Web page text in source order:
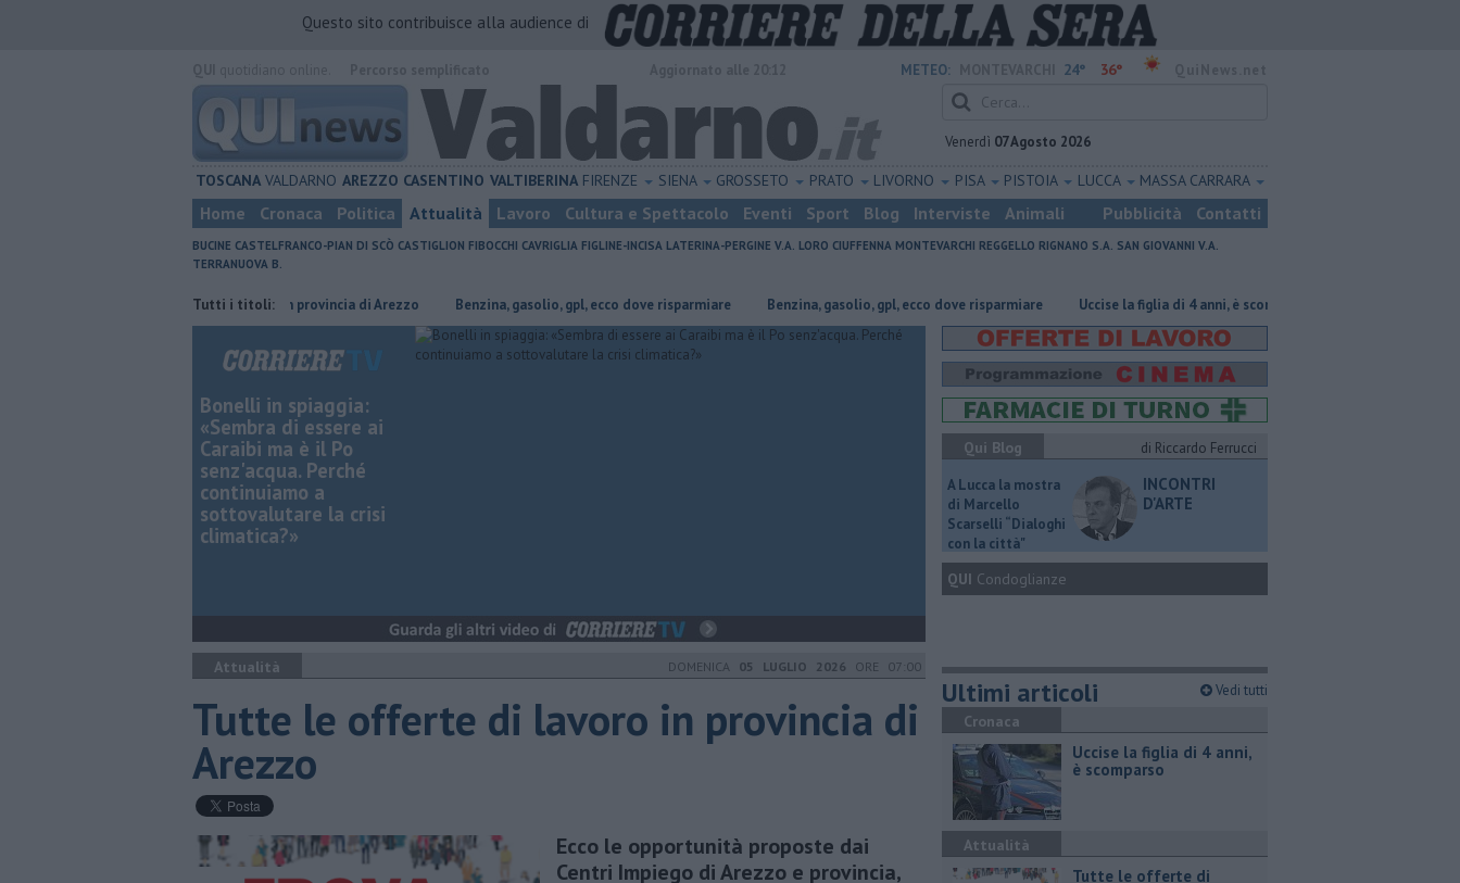
Questo sito contribuisce alla audience di
METEO: 24° 36°
Venerdì 07 Agosto 2026
TOSCANA VALDARNO AREZZO CASENTINO VALTIBERINA FIRENZE SIENA GROSSETO PRATO LIVORNO PISA PISTOIA LUCCA MASSA CARRARA
Home Cronaca Politica Attualità Lavoro Cultura e Spettacolo Eventi Sport Blog Interviste Animali Pubblicità Contatti
BUCINE CASTELFRANCO-PIAN DI SCÒ CASTIGLION FIBOCCHI CAVRIGLIA FIGLINE-INCISA LATERINA-PERGINE V.A. LORO CIUFFENNA MONTEVARCHI REGGELLO RIGNANO S.A. SAN GIOVANNI V.A.
TERRANUOVA B.
Tutti i titoli:
​Tutte le offerte di lavoro in provincia di Arezzo ​Benzina, gasolio, gpl, ecco dove risparmiare ​Benzina, gasolio, gpl, ecco dove risparmiare Uccise la figlia di 4 anni, è scomparso
Bonelli in spiaggia:
«Sembra di essere ai
Caraibi ma è il Po
senz'acqua. Perché
continuiamo a
sottovalutare la crisi
climatica?»
Attualità DOMENICA 05 LUGLIO 2026 ORE 07:00
​Tutte le offerte di lavoro in provincia di
Arezzo
Ecco le opportunità proposte dai
Centri Impiego di Arezzo e provincia,
Qui Blog
di Riccardo Ferrucci
A Lucca la mostra
di Marcello
Scarselli “Dialoghi
con la città"
INCONTRI
D'ARTE
QUI Condoglianze
Ultimi articoli Vedi tutti
Cronaca
Uccise la figlia di 4 anni,
è scomparso
Attualità
​Tutte le offerte di